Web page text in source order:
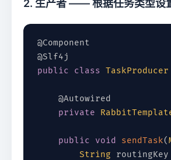
2. 生产者 —— 根据任务类型设
@Component
@Slf4j
public
class TaskProducer
@Autowired
private
public void sendTask(
String routingKey